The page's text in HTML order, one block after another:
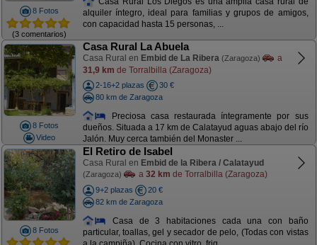
8 Fotos
(3 comentarios)
alquiler íntegro, ideal para familias y grupos de amigos,
con capacidad hasta 15 personas, ...
8 Fotos
Video
Casa Rural La Abuela
Casa Rural en Embid de La Ribera (Zaragoza)
a
31,9 km de Torralbilla (Zaragoza)
2-16+2 plazas
30 €
80 km de Zaragoza
Preciosa casa restaurada íntegramente por sus
dueños. Situada a 17 km de Calatayud aguas abajo del río
Jalón. Muy cerca también del Monaster ...
8 Fotos
El Retiro de Isabel
Casa Rural en Embid de la Ribera / Calatayud
(Zaragoza) a 32 km de Torralbilla (Zaragoza)
9+2 plazas
20 €
82 km de Zaragoza
Casa de 3 habitaciones cada una con baño
particular, toallas, gel y secador de pelo, (Todas con vistas